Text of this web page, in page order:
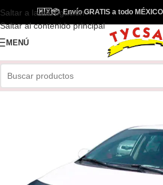
Saltar a la navegación
Saltar al contenido principal
🇲🇽📦Envío GRATIS a todo
MENÚ